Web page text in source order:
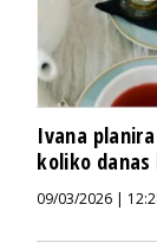
Ivana
koliko danas
09/03/2026 |